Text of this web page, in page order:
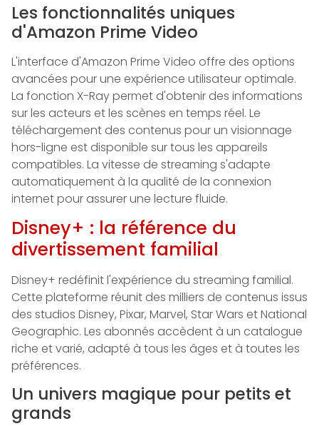
Les fonctionnalités uniques
d'Amazon Prime Video
L'interface d'Amazon Prime Video offre des options
avancées pour une expérience utilisateur optimale.
La fonction X-Ray permet d'obtenir des informations
sur les acteurs et les scènes en temps réel. Le
téléchargement des contenus pour un visionnage
hors-ligne est disponible sur tous les appareils
compatibles. La vitesse de streaming s'adapte
automatiquement à la qualité de la connexion
internet pour assurer une lecture fluide.
Disney+ : la référence du
divertissement familial
Disney+ redéfinit l'expérience du streaming familial.
Cette plateforme réunit des milliers de contenus issus
des studios Disney, Pixar, Marvel, Star Wars et National
Geographic. Les abonnés accèdent à un catalogue
riche et varié, adapté à tous les âges et à toutes les
préférences.
Un univers magique pour petits et
grands